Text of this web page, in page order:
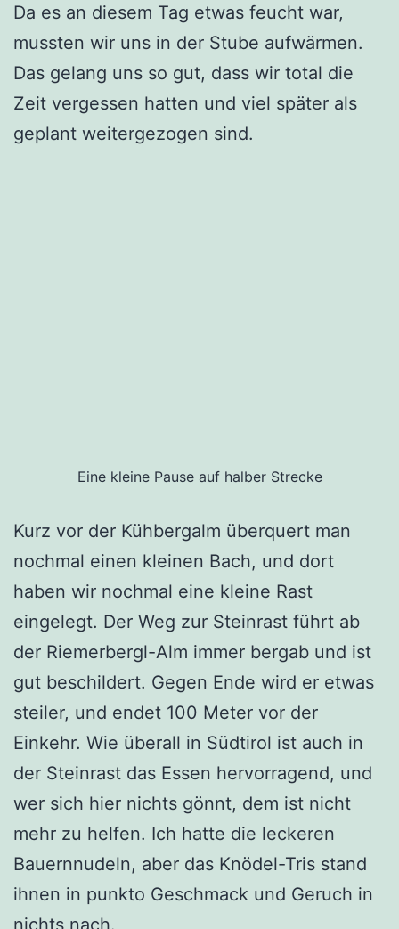
Da es an diesem Tag etwas feucht war,
mussten wir uns in der Stube aufwärmen.
Das gelang uns so gut, dass wir total die
Zeit vergessen hatten und viel später als
geplant weitergezogen sind.
Eine kleine Pause auf halber Strecke
Kurz vor der Kühbergalm überquert man
nochmal einen kleinen Bach, und dort
haben wir nochmal eine kleine Rast
eingelegt. Der Weg zur Steinrast führt ab
der Riemerbergl-Alm immer bergab und ist
gut beschildert. Gegen Ende wird er etwas
steiler, und endet 100 Meter vor der
Einkehr. Wie überall in Südtirol ist auch in
der Steinrast das Essen hervorragend, und
wer sich hier nichts gönnt, dem ist nicht
mehr zu helfen. Ich hatte die leckeren
Bauernnudeln, aber das Knödel-Tris stand
ihnen in punkto Geschmack und Geruch in
nichts nach.